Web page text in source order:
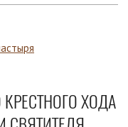
ХОДА